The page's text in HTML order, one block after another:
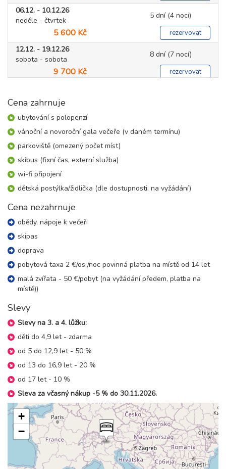
06.12. - 10.12.26
neděle - čtvrtek
5 dní (4 noci)
5 600 Kč rezervovat
12.12. - 19.12.26
sobota - sobota
8 dní (7 nocí)
9 700 Kč rezervovat
neděle - čtvrtek
5 600 Kč
19.12. - 26.12.26
sobota - sobota
8 dní (7 nocí)
11 900 Kč
20.12. - 24.12.26
neděle - čtvrtek
6 800 Kč rezervovat
26.12. - 02.01.27
17 300 Kč
leden 2027
02.01. - 09.01.27
sobota - sobota
8 dní (7 nocí)
03.01. - 07.01.27
neděle - čtvrtek
09.01. - 16.01.27
sobota - sobota
10 400 Kč
neděle - čtvrtek
5 dní (4 noci)
6 000 Kč rezervovat
16.01. - 23.01.27
sobota - sobota
8 dní (7 nocí)
10 400 Kč rezervovat
17.01. - 21.01.27
Cena zahrnuje
ubytování s polopenzí
vánoční a novoroční gala večeře (v daném termínu)
parkoviště (omezený počet míst)
skibus (fixní čas, externí služba)
wi-fi připojení
dětská postýlka/židlička (dle dostupnosti, na vyžádání)
Cena nezahrnuje
obědy, nápoje k večeři
skipas
doprava
pobytová taxa 2 €/os./noc povinná platba na místě od 14 let
malá zvířata - 50 €/pobyt (na vyžádání předem, platba na
místě))
Slevy
Slevy na 3. a 4. lůžku:
děti do 4,9 let - zdarma
od 5 do 12,9 let - 50 %
od 13 do 16,9 let - 20 %
od 17 let - 10 %
Sleva za včasný nákup -5 % do 30.11.2026.
+
−